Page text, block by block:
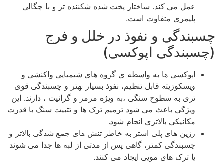
عمل می‌ کند. ساختار پخت شده شکننده‌ تر و با چگالی
پلیمری متفاوت است.
چسبندگی و نفوذ در خلل‌ و فرج
(چسبندگی اپوکسی)
اپوکسی‌ ها به‌ واسطه‌ ی گروه‌ های شیمیایی واکنشی و
ویسکوزیته قابل تنظیم، نفوذ بسیار بهتر و چسبندگی قوی‌
تری به سطوح سنگی ،به‌ ویژه مرمر و گرانیت ، دارند. این
ویژگی باعث می‌ شود ترمیم ترک‌ ها و تثبیت سنگ با قدرت
مکانیکی بالاتری انجام شود.
رزین‌ های پلی‌ استر به‌ خاطر تنش‌ های جمع‌ شدگی بالاتر و
چسبندگی کمتر، گاهی پس از مدتی از لبه‌ ها جدا می‌ شوند
یا ترک‌ های مویی ایجاد می‌ کنند.